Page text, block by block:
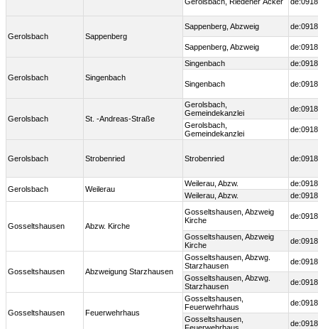
Gerolsbach Sappenberg
Sappenberg, Abzweig
Sappenberg, Abzweig
Gerolsbach Singenbach
Singenbach
Singenbach
Gerolsbach St. -Andreas-Straße
Gerolsbach,
Gemeindekanzlei
Gerolsbach,
Gemeindekanzlei
Gerolsbach Strobenried Strobenried
Gerolsbach Weilerau
Weilerau, Abzw.
Weilerau, Abzw.
Gosseltshausen Abzw. Kirche
Gosseltshausen, Abzweig
Kirche
Gosseltshausen, Abzweig
Kirche
Gosseltshausen Abzweigung Starzhausen
Gosseltshausen, Abzwg.
Starzhausen
Gosseltshausen, Abzwg.
Starzhausen
Gosseltshausen Feuerwehrhaus
Gosseltshausen,
Feuerwehrhaus
Gosseltshausen,